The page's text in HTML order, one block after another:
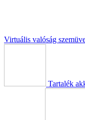
Virtuális valóság
Tartalék